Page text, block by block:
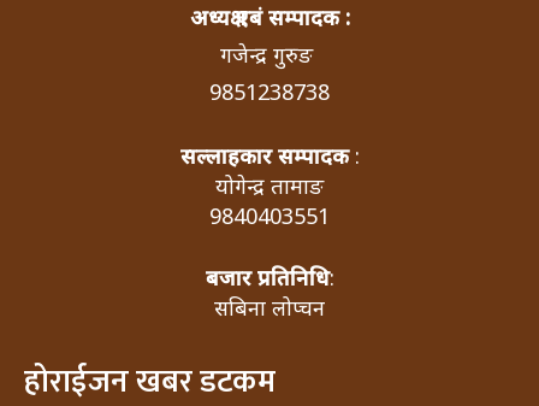
अध्यक्ष एबं सम्पादक :
गजेन्द्र गुरुङ
9851238738
सल्लाहकार सम्पादक:
योगेन्द्र तामाङ
9840403551
बजार प्रतिनिधि:
सबिना लोप्चन
होराईजन खबर डटकम